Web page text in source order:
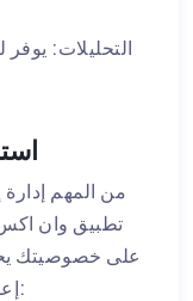
التحليلات:
3.
من المهم
تطبيق وان
على خصوصيتك
إعداد إعدادات الخصوصية بشكل صحيح: